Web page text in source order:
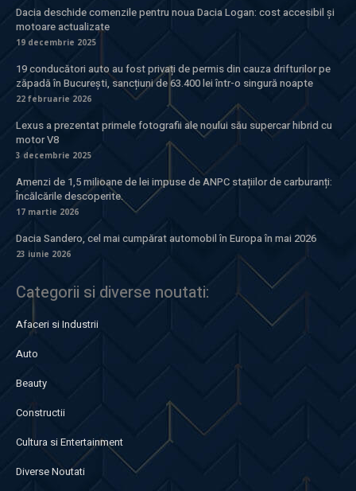
Dacia deschide comenzile pentru noua Dacia Logan: cost accesibil și
motoare actualizate
19 decembrie 2025
19 conducători auto au fost privați de permis din cauza drifturilor pe
zăpadă în București, sancțiuni de 63.400 lei într-o singură noapte
22 februarie 2026
Lexus a prezentat primele fotografii ale noului său supercar hibrid cu
motor V8
3 decembrie 2025
Amenzi de 1,5 milioane de lei impuse de ANPC stațiilor de carburanți:
Încălcările descoperite.
17 martie 2026
Dacia Sandero, cel mai cumpărat automobil în Europa în mai 2026
23 iunie 2026
Categorii si diverse noutati:
Afaceri si Industrii
Auto
Beauty
Constructii
Cultura si Entertainment
Diverse Noutati